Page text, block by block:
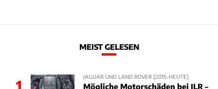
MEIST GELESEN
1
JAGUAR UND LAND ROVER (2015–HEUTE)
Mögliche Motorschäden bei JLR –